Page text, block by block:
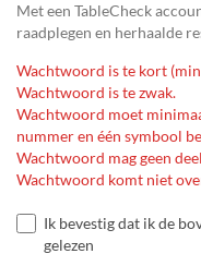
Met een TableCheck
raadplegen en herhaalde
Wachtwoord is te kort
Wachtwoord is te zwak.
Wachtwoord moet
nummer en één symbool
Wachtwoord mag geen
Wachtwoord komt niet
Ik bevestig dat ik de
gelezen